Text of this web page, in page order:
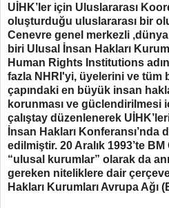
UİHK’ler için Uluslararası
oluşturduğu uluslararası bir
Cenevre genel merkezli ,dünya
biri Ulusal İnsan Hakları
Human Rights Institutions
fazla NHRI'yi, üyelerini ve tüm
çapındaki en büyük insan
korunması ve güclendirilmesi
çalıştay düzenlenerek
İnsan Hakları
edilmiştir. 20 Aralık 1993’te
“ulusal kurumlar” olarak da
gereken niteliklere dair
Hakları Kurumları Avrupa Ağı